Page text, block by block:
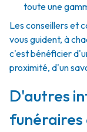
toute une
Les conseillers et
vous guident, à
c'est bénéficier
proximité, d'un
D'autres
funéraires